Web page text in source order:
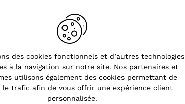
des cookies fonctionnels et d’autres technologies
à la navigation sur notre site. Nos partenaires et
utilisons également des cookies permettant de
le trafic afin de vous offrir une expérience client
personnalisée.